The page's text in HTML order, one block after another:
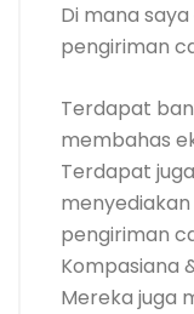
Di mana
pengiriman
Terdapat
membahas
Terdapat
pengiriman
Kompasiana
Mereka juga